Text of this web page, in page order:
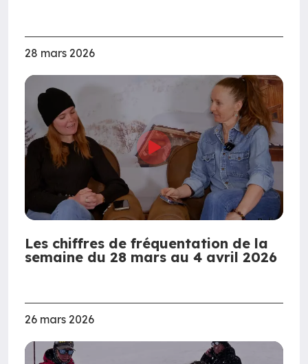
28 mars 2026
Les chiffres de fréquentation de la
semaine du 28 mars au 4 avril 2026
26 mars 2026